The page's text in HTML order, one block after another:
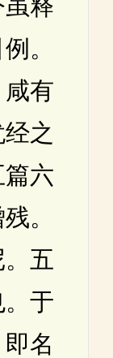
虽释
。
有
之
六
。
五
于
名